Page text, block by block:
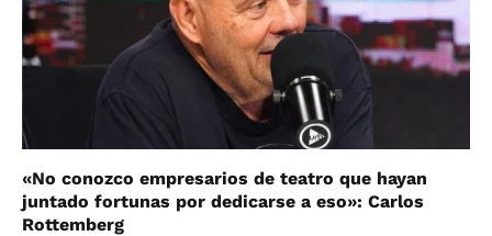
«No conozco empresarios de teatro que hayan
juntado fortunas por dedicarse a eso»: Carlos
Rottemberg